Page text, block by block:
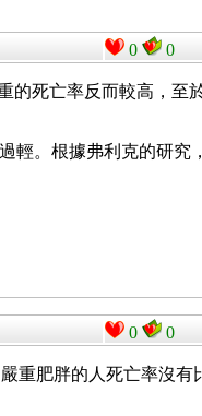
0 0
死亡率反而較高，至
輕。根據弗利克的研
0 0
重肥胖的人死亡率沒有